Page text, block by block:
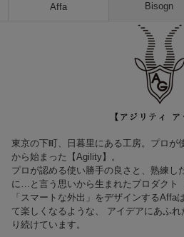
Affa Bisogn
東京の下町、日暮里にある工房。プロが
から始まった【Agility】。
プロが認める使い勝手の良さと、熟練し
に…と言う思いから生まれたプロダクト
「スマートな外出」をデザインするAffa
て楽しくなるような、 アイデアにあふ
り続けています。